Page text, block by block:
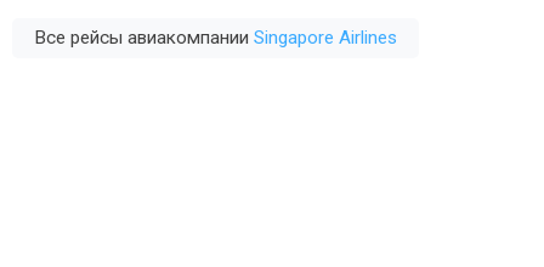
Все рейсы авиакомпании Singapore Airlines